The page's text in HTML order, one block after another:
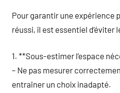
Pour garantir une expérience
réussi, il est essentiel d’éviter
1. **Sous-estimer l’espace
– Ne pas mesurer
entraîner un choix inadapté.